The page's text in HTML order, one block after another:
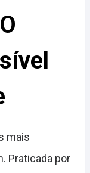
mais
Praticada por